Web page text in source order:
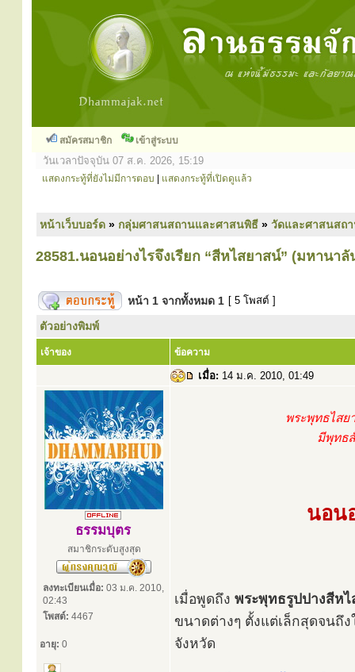
สมัครสมาชิก เข้าสู่ระบบ
วันเวลาปัจจุบัน 07 ส.ค. 2026, 15:19
แสดงกระทู้ที่ยังไม่มีการตอบ แสดงกระทู้ที่เปิดดูแล้ว
หน้าเว็บบอร์ด » กลุ่มศาสนสถานและศาสนพิธี » วัดและศาสนสถ
28581.นอนอย่างไรจึงเรียก “สีหไสยาสน์” (มหานาลั
หน้า 1 จากทั้งหมด 1 [ 5 โพสต์ ]
ตัวอย่างพิมพ์
เจ้าของ ข้อความ
เมื่อ: 14 ม.ค. 2010, 01:49
ธรรมบุตร
สมาชิกระดับสูงสุด
ลงทะเบียนเมื่อ: 03 ม.ค. 2010,
02:43
โพสต์: 4467
อายุ: 0
พระพุทธไส
มีพุทธ
นอน
เมื่อพูดถึง พระพุทธรูปปางสีห
ขนาดต่างๆ ตั้งแต่เล็กสุดจนถึ
จังหวัด